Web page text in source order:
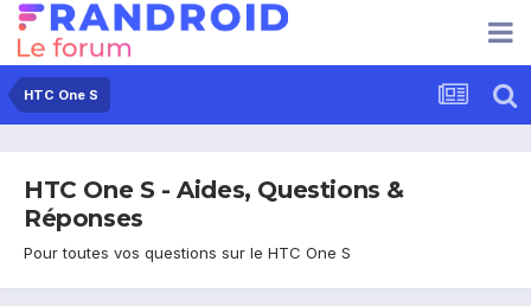
HTC One S
HTC One S - Aides, Questions &
Réponses
Pour toutes vos questions sur le HTC One S